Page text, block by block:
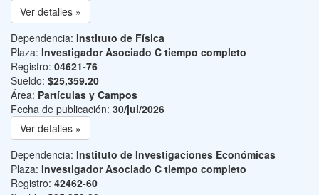
Ver detalles »
Dependencia: Instituto de Física
Plaza: Investigador Asociado C tiempo completo
Registro: 04621-76
Sueldo: $25,359.20
Área: Partículas y Campos
Fecha de publicación: 30/jul/2026
Ver detalles »
Dependencia: Instituto de Investigaciones Económicas
Plaza: Investigador Asociado C tiempo completo
Registro: 42462-60